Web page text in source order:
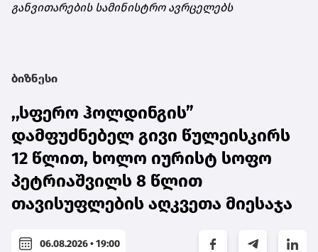
განვითარების სამინისტრო ავრცელებს
ბიზნესი
,,სფერო ჰოლდინგის”
დამფუძნებელ გივი წულეისკირს
12 წლით, ხოლო იურისტ სოფო
პეტრიაშვილს 8 წლით
თავისუფლების აღკვეთა მიესაჯა
06.08.2026 • 19:00